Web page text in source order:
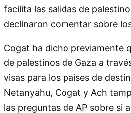
facilita las salidas de
declinaron comentar sobre
Cogat ha dicho previamente
de palestinos de Gaza a
visas para los países de
Netanyahu, Cogat y Ach
las preguntas de AP sobre si